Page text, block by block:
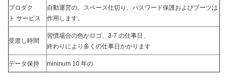
プロダク
ト サービス
自動運営の、スペース仕切り、パスワード保護およびブーツは
作用します。
受渡し時間
習慣場合の色かロゴ、3-7 の仕事日、
終わりにより多くの仕事日かかります
データ保持 mininum 10 年の